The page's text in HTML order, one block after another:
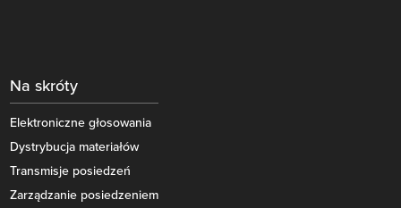
Na skróty
Elektroniczne głosowania
Dystrybucja materiałów
Transmisje posiedzeń
Zarządzanie posiedzeniem